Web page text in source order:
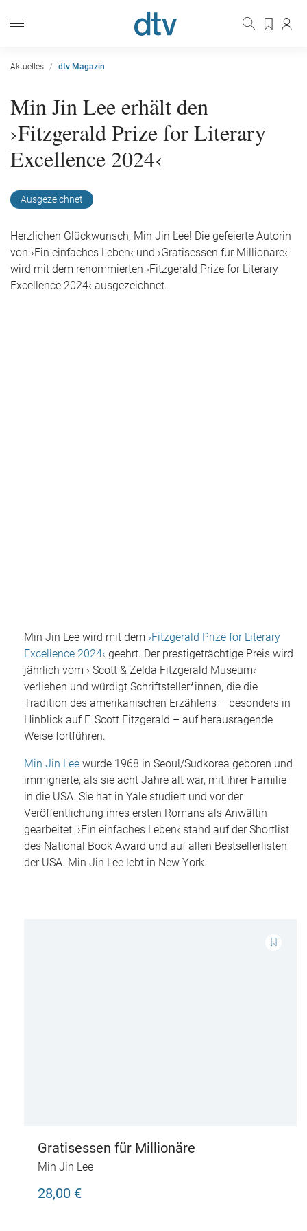
Aktuelles dtv Magazin
Min Jin Lee erhält den
›Fitzgerald Prize for Literary
Excellence 2024‹
Ausgezeichnet
Herzlichen Glückwunsch, Min Jin Lee! Die gefeierte Autorin
von ›Ein einfaches Leben‹ und ›Gratisessen für Millionäre‹
wird mit dem renommierten ›Fitzgerald Prize for Literary
Excellence 2024‹ ausgezeichnet.
Min Jin Lee wird mit dem ›Fitzgerald Prize for Literary
Excellence 2024‹ geehrt. Der prestigeträchtige Preis wird
jährlich vom › Scott & Zelda Fitzgerald Museum‹
verliehen und würdigt Schriftsteller*innen, die die
Tradition des amerikanischen Erzählens – besonders in
Hinblick auf F. Scott Fitzgerald – auf herausragende
Weise fortführen.
Min Jin Lee wurde 1968 in Seoul/Südkorea geboren und
immigrierte, als sie acht Jahre alt war, mit ihrer Familie
in die USA. Sie hat in Yale studiert und vor der
Veröffentlichung ihres ersten Romans als Anwältin
gearbeitet. ›Ein einfaches Leben‹ stand auf der Shortlist
des National Book Award und auf allen Bestsellerlisten
der USA. Min Jin Lee lebt in New York.
Gratisessen für Millionäre
Min Jin Lee
28,00 €